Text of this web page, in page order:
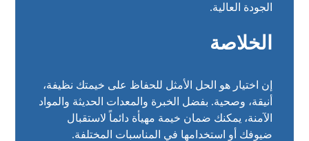
الجودة العالية.
الخلاصة
إن اختيار هو الحل الأمثل للحفاظ على خيمتك نظيفة،
أنيقة، وصحية. بفضل الخبرة والمعدات الحديثة والمواد
الآمنة، يمكنك ضمان خيمة مهيأة دائماً لاستقبال
ضيوفك أو استخدامها في المناسبات المختلفة.